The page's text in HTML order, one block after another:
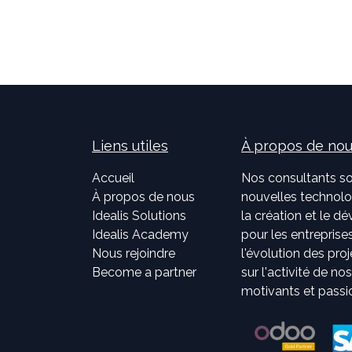
Liens utiles
Accueil
À propos de nous
Idealis Solutions
Idealis Academy
Nous rejoindre
Become a partner
À propos de
Nos consultants
nouvelles
la création et le
pour les
l'évolution des
sur l'activité de
motivants et